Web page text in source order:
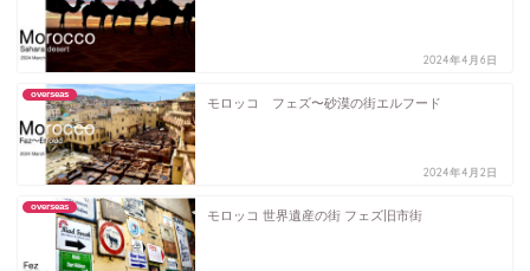
2024年4月6日
overseas
モロッコ フェズ〜砂漠の街エルフード
2024年4月2日
overseas
モロッコ 世界遺産の街 フェズ旧市街